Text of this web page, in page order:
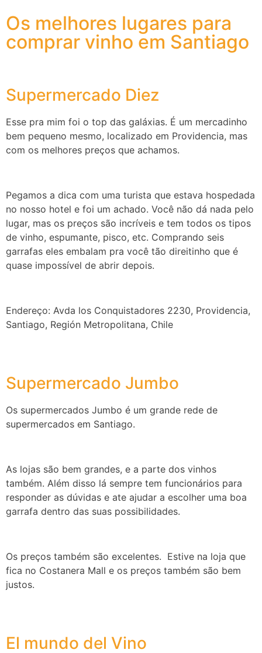
Os melhores lugares para
comprar vinho em Santiago
Supermercado Diez
Esse pra mim foi o top das galáxias. É um mercadinho
bem pequeno mesmo, localizado em Providencia, mas
com os melhores preços que achamos.
Pegamos a dica com uma turista que estava hospedada
no nosso hotel e foi um achado. Você não dá nada pelo
lugar, mas os preços são incríveis e tem todos os tipos
de vinho, espumante, pisco, etc. Comprando seis
garrafas eles embalam pra você tão direitinho que é
quase impossível de abrir depois.
Endereço: Avda los Conquistadores 2230, Providencia,
Santiago, Región Metropolitana, Chile
Supermercado Jumbo
Os supermercados Jumbo é um grande rede de
supermercados em Santiago.
As lojas são bem grandes, e a parte dos vinhos
também. Além disso lá sempre tem funcionários para
responder as dúvidas e ate ajudar a escolher uma boa
garrafa dentro das suas possibilidades.
Os preços também são excelentes. Estive na loja que
fica no Costanera Mall e os preços também são bem
justos.
El mundo del Vino